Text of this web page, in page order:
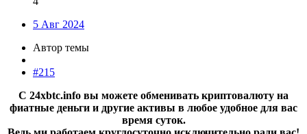
5 Авг 2024
Автор темы
#215
С 24xbtc.info вы можете обменивать криптовалюту на
фиатные деньги и другие активы в любое удобное для вас
время суток.